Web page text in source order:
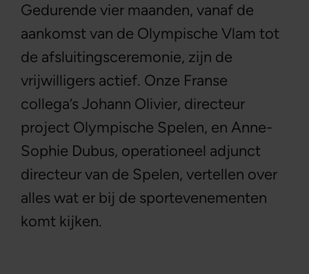
Gedurende vier maanden, vanaf de
aankomst van de Olympische Vlam tot
de afsluitingsceremonie, zijn de
vrijwilligers actief. Onze Franse
collega’s Johann Olivier, directeur
project Olympische Spelen, en Anne-
Sophie Dubus, operationeel adjunct
directeur van de Spelen, vertellen over
alles wat er bij de sportevenementen
komt kijken.